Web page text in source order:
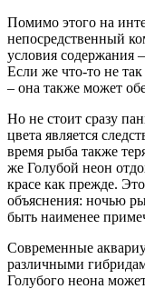
Помимо этого на
непосредственный
условия содержания
Если же что-то не
– она также может
Но не стоит сразу
цвета является
время рыба также
же Голубой неон
красе как прежде.
объяснения: ночью
быть наименее
Современные
различными
Голубого неона